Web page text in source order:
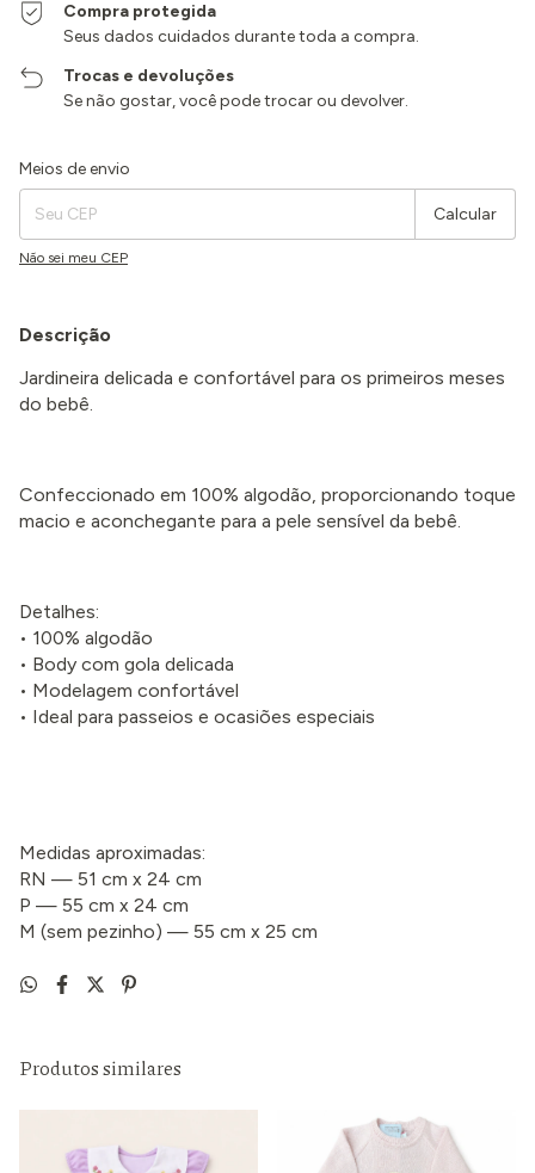
Compra protegida
Seus dados cuidados durante toda a compra.
Trocas e devoluções
Se não gostar, você pode trocar ou devolver.
Entregas para o CEP:
Meios de envio
Calcular
Não sei meu CEP
Descrição
Jardineira delicada e confortável para os primeiros meses
do bebê.
Confeccionado em 100% algodão, proporcionando toque
macio e aconchegante para a pele sensível da bebê.
Detalhes:
• 100% algodão
• Body com gola delicada
• Modelagem confortável
• Ideal para passeios e ocasiões especiais
Medidas aproximadas:
RN — 51 cm x 24 cm
P — 55 cm x 24 cm
M (sem pezinho) — 55 cm x 25 cm
Produtos similares